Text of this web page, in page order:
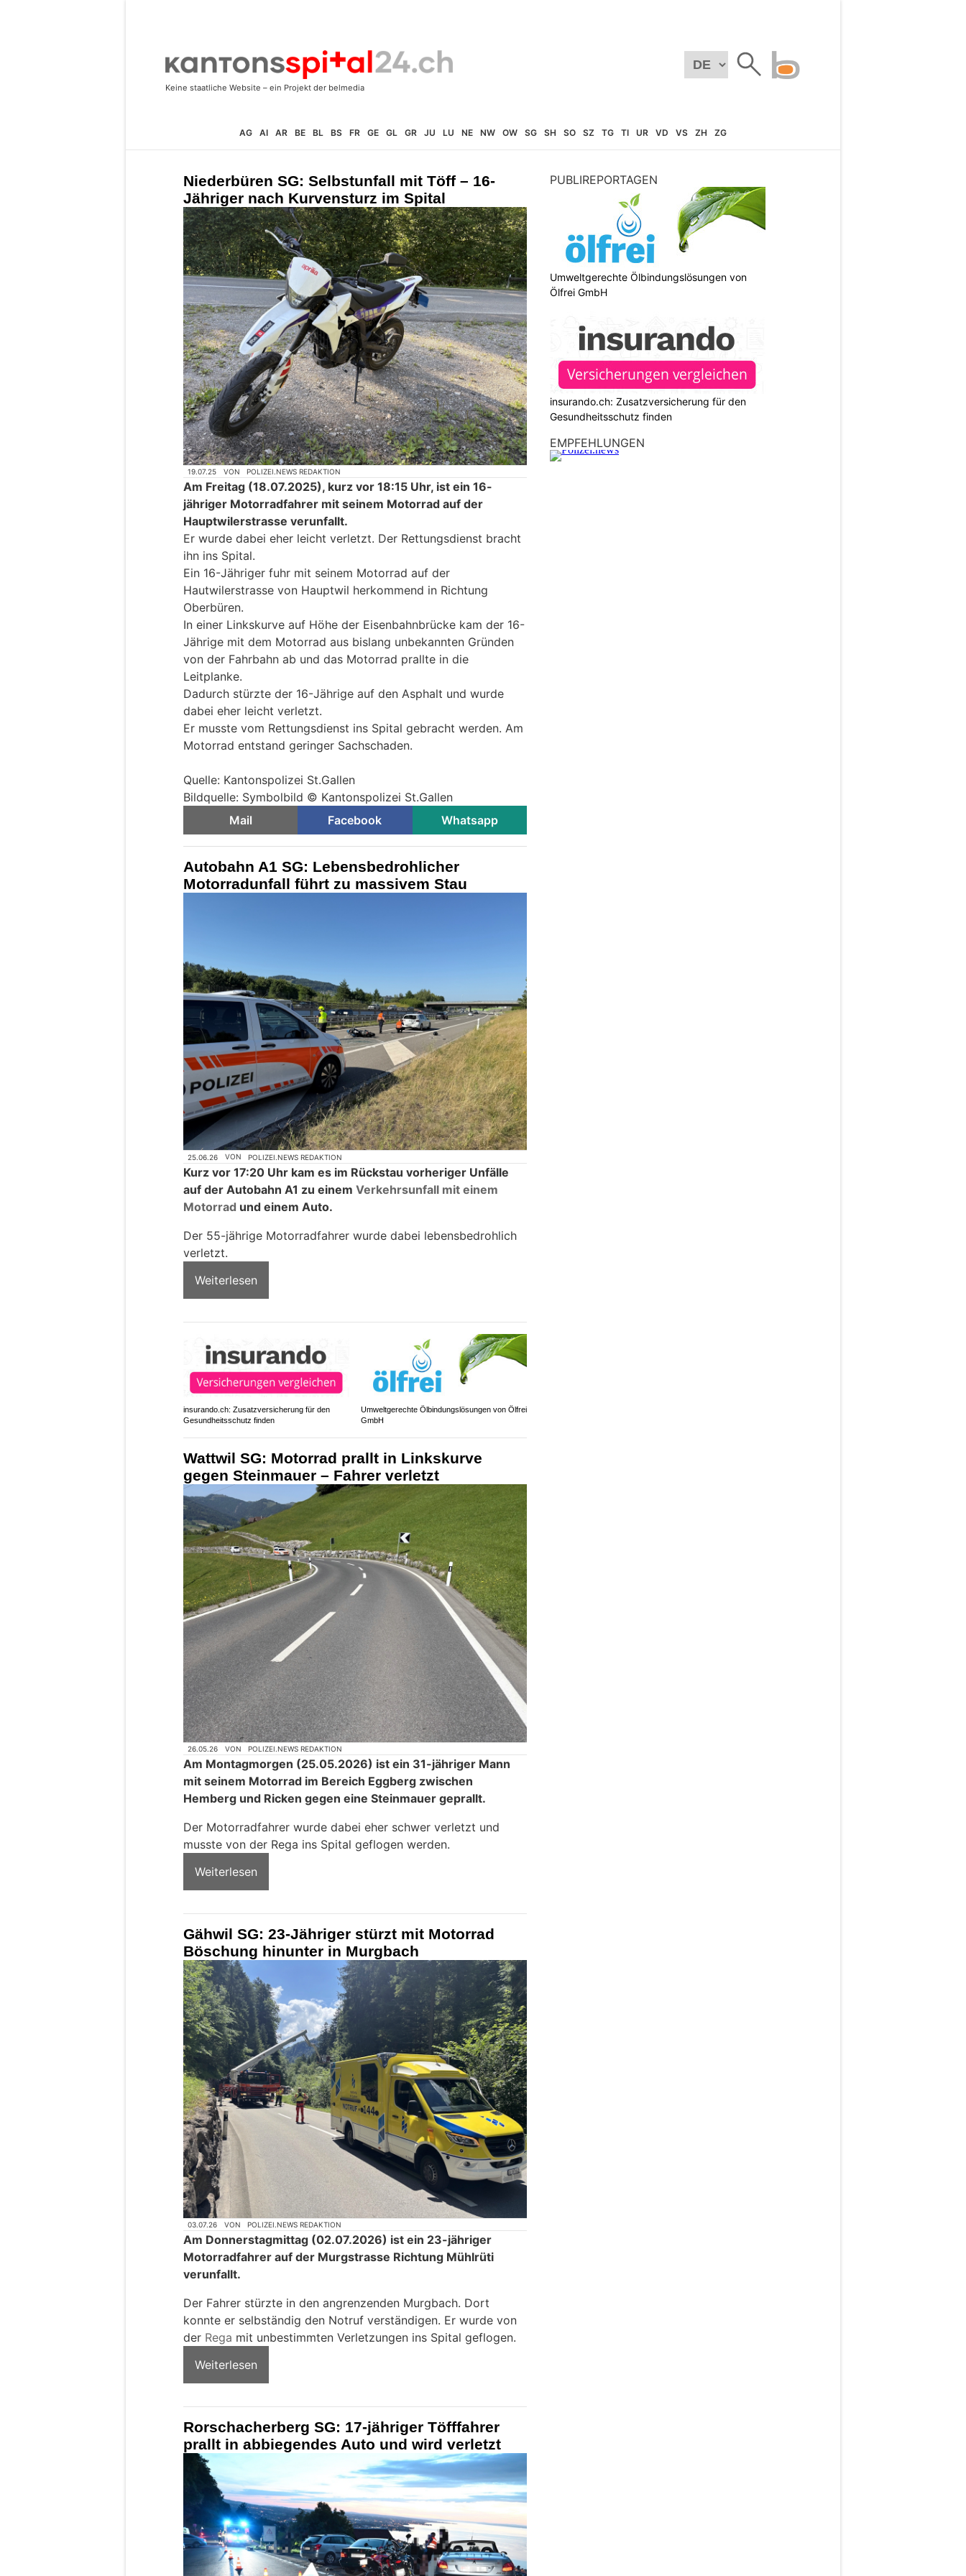
AG AI AR BE BL BS FR GE GL GR JU LU NE NW OW SG SH SO SZ TG TI UR VD VS ZH ZG
Niederbüren SG: Selbstunfall mit Töff – 16-
Jähriger nach Kurvensturz im Spital
19.07.25 VON POLIZEI.NEWS REDAKTION
Am Freitag (18.07.2025), kurz vor 18:15 Uhr, ist ein 16-
jähriger Motorradfahrer mit seinem Motorrad auf der
Hauptwilerstrasse verunfallt.
Er wurde dabei eher leicht verletzt. Der Rettungsdienst bracht
ihn ins Spital.
Ein 16-Jähriger fuhr mit seinem Motorrad auf der
Hautwilerstrasse von Hauptwil herkommend in Richtung
Oberbüren.
In einer Linkskurve auf Höhe der Eisenbahnbrücke kam der 16-
Jährige mit dem Motorrad aus bislang unbekannten Gründen
von der Fahrbahn ab und das Motorrad prallte in die
Leitplanke.
Dadurch stürzte der 16-Jährige auf den Asphalt und wurde
dabei eher leicht verletzt.
Er musste vom Rettungsdienst ins Spital gebracht werden. Am
Motorrad entstand geringer Sachschaden.
Quelle: Kantonspolizei St.Gallen
Bildquelle: Symbolbild © Kantonspolizei St.Gallen
Mail
Facebook Whatsapp
Autobahn A1 SG: Lebensbedrohlicher
Motorradunfall führt zu massivem Stau
25.06.26 VON POLIZEI.NEWS REDAKTION
Kurz vor 17:20 Uhr kam es im Rückstau vorheriger Unfälle
auf der Autobahn A1 zu einem Verkehrsunfall mit einem
Motorrad und einem Auto.
Der 55-jährige Motorradfahrer wurde dabei lebensbedrohlich
verletzt.
Weiterlesen
insurando.ch: Zusatzversicherung für den
Gesundheitsschutz finden
Umweltgerechte Ölbindungslösungen von Ölfrei
GmbH
Wattwil SG: Motorrad prallt in Linkskurve
gegen Steinmauer – Fahrer verletzt
26.05.26 VON POLIZEI.NEWS REDAKTION
Am Montagmorgen (25.05.2026) ist ein 31-jähriger Mann
mit seinem Motorrad im Bereich Eggberg zwischen
Hemberg und Ricken gegen eine Steinmauer geprallt.
Der Motorradfahrer wurde dabei eher schwer verletzt und
musste von der Rega ins Spital geflogen werden.
Weiterlesen
Gähwil SG: 23-Jähriger stürzt mit Motorrad
Böschung hinunter in Murgbach
03.07.26 VON POLIZEI.NEWS REDAKTION
Am Donnerstagmittag (02.07.2026) ist ein 23-jähriger
Motorradfahrer auf der Murgstrasse Richtung Mühlrüti
verunfallt.
Der Fahrer stürzte in den angrenzenden Murgbach. Dort
konnte er selbständig den Notruf verständigen. Er wurde von
der Rega mit unbestimmten Verletzungen ins Spital geflogen.
Weiterlesen
Rorschacherberg SG: 17-jähriger Töfffahrer
prallt in abbiegendes Auto und wird verletzt
PUBLIREPORTAGEN
Umweltgerechte Ölbindungslösungen von
Ölfrei GmbH
insurando.ch: Zusatzversicherung für den
Gesundheitsschutz finden
EMPFEHLUNGEN